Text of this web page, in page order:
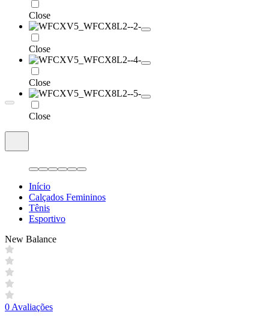
Close
Close
Close
Close
Início
Calçados Femininos
Tênis
Esportivo
New Balance
0 Avaliações